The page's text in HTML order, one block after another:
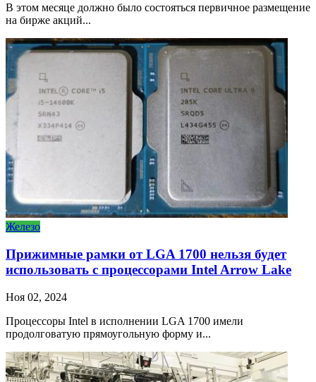
В этом месяце должно было состояться первичное размещение
на бирже акций...
Железо
Прижимные рамки от LGA 1700 нельзя будет
использовать с процессорами Intel Arrow Lake
Ноя 02, 2024
Процессоры Intel в исполнении LGA 1700 имели
продолговатую прямоугольную форму и...